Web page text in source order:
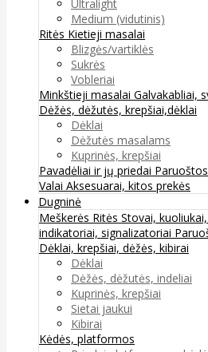
Ultralight
Medium (vidutinis)
Ritės Kietieji masalai
Blizgės/vartiklės
Sukrės
Vobleriai
Minkštieji masalai Galvakabliai,
Dėžės, dėžutės, krepšiai,dėklai
Dėklai
Dėžutės masalams
Kuprinės, krepšiai
Pavadėliai ir jų priedai
Valai Aksesuarai, kitos prekės
Dugninė
Meškerės Ritės Stovai,
indikatoriai, signalizatoriai
Dėklai, krepšiai, dėžės, kibirai
Dėklai
Dėžės, dėžutės, indeliai
Kuprinės, krepšiai
Sietai jaukui
Kibirai
Kėdės, platformos